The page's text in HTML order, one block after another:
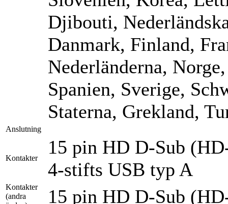
Djibouti,
Danmark, Finland,
Nederländerna,
Spanien, Sverige,
Staterna, Grekland,
Anslutning
Kontakter
15 pin HD D-Sub
4-stifts USB typ A
Kontakter
(andra
15 pin HD D-Sub